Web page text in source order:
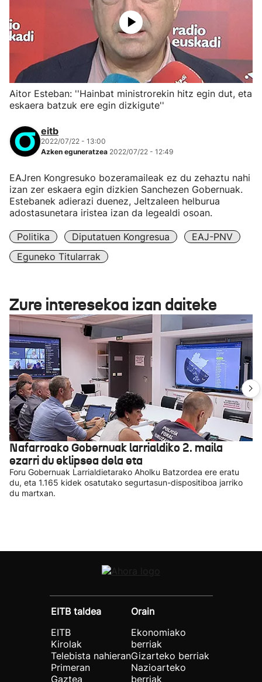
Aitor Esteban: ''Hainbat ministrorekin hitz egin dut, eta
eskaera batzuk ere egin dizkigute''
eitb
2022/07/22 - 13:00
Azken eguneratzea 2022/07/22 - 12:49
EAJren Kongresuko bozeramaileak ez du zehaztu nahi
izan zer eskaera egin dizkien Sanchezen Gobernuak.
Estebanek adierazi duenez, Jeltzaleen helburua
adostasunetara iristea izan da legealdi osoan.
Politika Diputatuen Kongresua
EAJ-PNV
Eguneko Titularrak
Zure interesekoa izan daiteke
Nafarroako Gobernuak larrialdiko 2. maila
ezarri du eklipsea dela eta
Foru Gobernuak Larrialdietarako Aholku Batzordea ere eratu
du, eta 1.165 kidek osatutako segurtasun-dispositiboa jarriko
du martxan.
EITB taldea
EITB
Kirolak
Telebista nahieran
Primeran
Gaztea
Orain
Ekonomiako
berriak
Gizarteko berriak
Nazioarteko
berriak